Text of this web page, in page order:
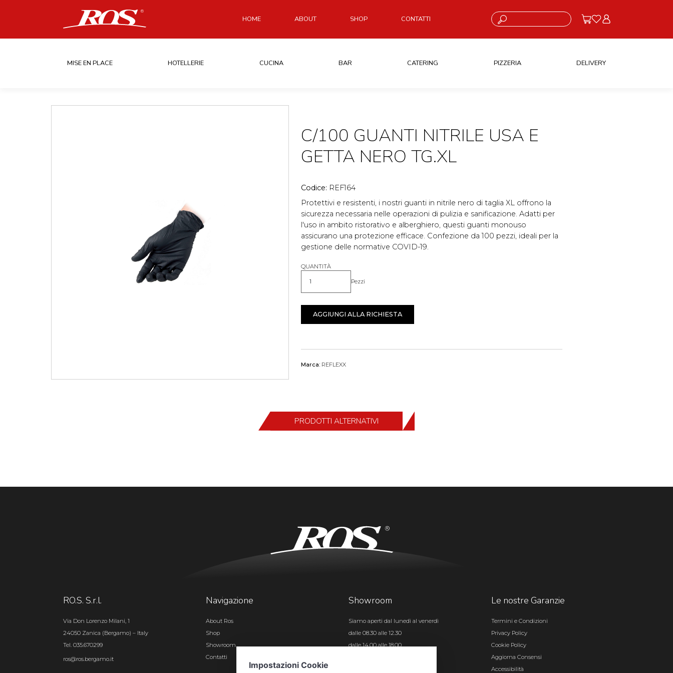
HOME ABOUT SHOP CONTATTI Cosa stai cercando?
MISE EN PLACE HOTELLERIE CUCINA BAR CATERING PIZZERIA DELIVERY
C/100 GUANTI NITRILE USA E
GETTA NERO TG.XL
Codice: REF164
Protettivi e resistenti, i nostri guanti in nitrile nero di taglia XL offrono la
sicurezza necessaria nelle operazioni di pulizia e sanificazione. Adatti per
l'uso in ambito ristorativo e alberghiero, questi guanti monouso
assicurano una protezione efficace. Confezione da 100 pezzi, ideali per la
gestione delle normative COVID-19.
QUANTITÀ
Quantità Pezzi
AGGIUNGI ALLA RICHIESTA
Marca: REFLEXX
PRODOTTI ALTERNATIVI
RO.S. S.r.l.
Via Don Lorenzo Milani, 1
24050 Zanica (Bergamo) – Italy
Tel. 035.670299
ros@ros.bergamo.it
Navigazione
About Ros
Shop
Showroom
Contatti
Showroom
Siamo aperti dal lunedì al venerdì
dalle 08.30 alle 12.30
dalle 14.00 alle 18.00
Le nostre Garanzie
Termini e Condizioni
Privacy Policy
Cookie Policy
Aggiorna Consensi
Accessibilità